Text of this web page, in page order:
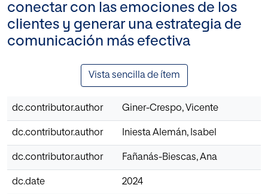
conectar con las emociones de los
clientes y generar una estrategia de
comunicación más efectiva
Vista sencilla de ítem
dc.contributor.author Giner-Crespo, Vicente
dc.contributor.author Iniesta Alemán, Isabel
dc.contributor.author Fañanás-Biescas, Ana
dc.date 2024